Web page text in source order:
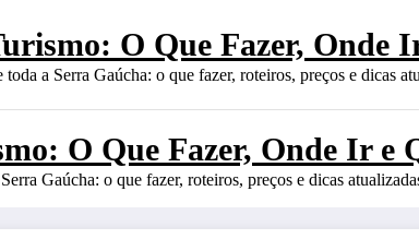
O Que Fazer, Onde
a Serra Gaúcha: o que fazer, roteiros, preços e dicas
O Que Fazer, Onde Ir e
Gaúcha: o que fazer, roteiros, preços e dicas